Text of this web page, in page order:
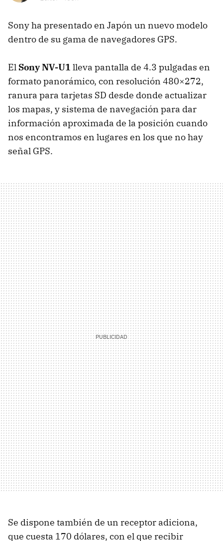
Sony ha presentado en Japón un nuevo modelo
dentro de su gama de navegadores GPS.
El Sony NV-U1 lleva pantalla de 4.3 pulgadas en
formato panorámico, con resolución 480×272,
ranura para tarjetas SD desde donde actualizar
los mapas, y sistema de navegación para dar
información aproximada de la posición cuando
nos encontramos en lugares en los que no hay
señal GPS.
Se dispone también de un receptor adiciona,
que cuesta 170 dólares, con el que recibir